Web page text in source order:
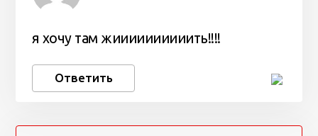
я хочу там жиииииииииить!!!!
Ответить